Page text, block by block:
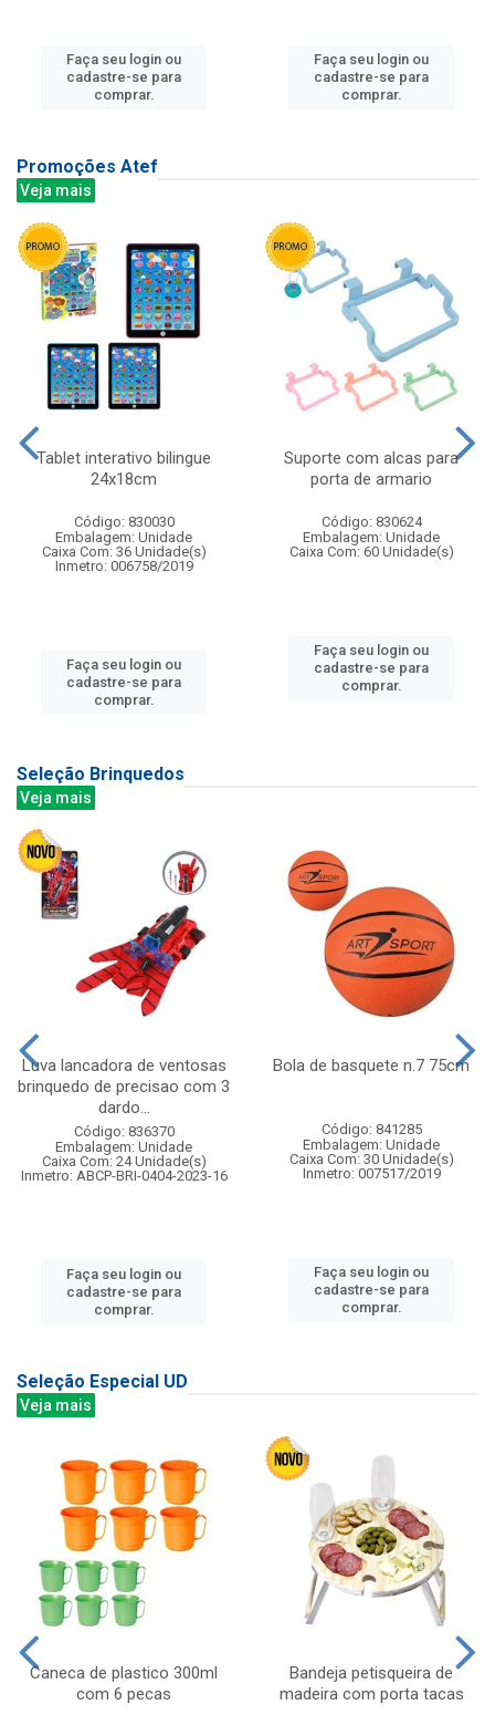
Faça seu login ou
cadastre-se para
comprar.
Faça seu login ou
cadastre-se para
comprar.
Promoções Atef
Veja mais
Tablet interativo bilingue
24x18cm
Código: 830030
Embalagem: Unidade
Caixa Com: 36 Unidade(s)
Inmetro: 006758/2019
Faça seu login ou
cadastre-se para
comprar.
Suporte com alcas para
porta de armario
Código: 830624
Embalagem: Unidade
Caixa Com: 60 Unidade(s)
Faça seu login ou
cadastre-se para
comprar.
Seleção Brinquedos
Veja mais
Luva lancadora de ventosas
brinquedo de precisao com 3
dardo...
Código: 836370
Embalagem: Unidade
Caixa Com: 24 Unidade(s)
Inmetro: ABCP-BRI-0404-2023-16
Faça seu login ou
cadastre-se para
comprar.
Bola de basquete n.7 75cm
Código: 841285
Embalagem: Unidade
Caixa Com: 30 Unidade(s)
Inmetro: 007517/2019
Faça seu login ou
cadastre-se para
comprar.
Seleção Especial UD
Veja mais
Caneca de plastico 300ml
com 6 pecas
Bandeja petisqueira de
madeira com porta tacas